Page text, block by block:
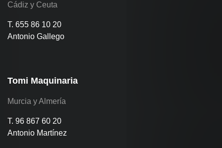
Cádiz y Ceuta
T. 655 86 10 20
Antonio Gallego
Tomi Maquinaria
Murcia y Almería
T. 96 867 60 20
Antonio Martínez